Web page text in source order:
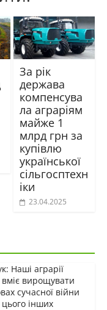
За рік
держава
компенсува
ла аграріям
майже 1
млрд грн за
купівлю
української
сільгосптехн
іки
23.04.2025
Наші аграрії
вміє вирощувати
сучасної війни
інших